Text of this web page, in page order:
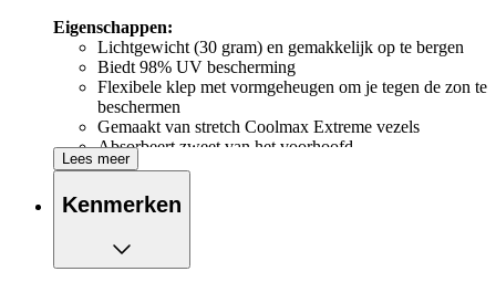
Eigenschappen:
Lichtgewicht (30 gram) en gemakkelijk op te bergen
Biedt 98% UV bescherming
Flexibele klep met vormgeheugen om je tegen de zon te
beschermen
Gemaakt van stretch Coolmax Extreme vezels
Absorbeert zweet van het voorhoofd
Naden zijn met elastische binding technologie
goede pasvorm
naadloos en heeft een optimale pasvorm
Sneldrogende stof
Lees meer
Kenmerken